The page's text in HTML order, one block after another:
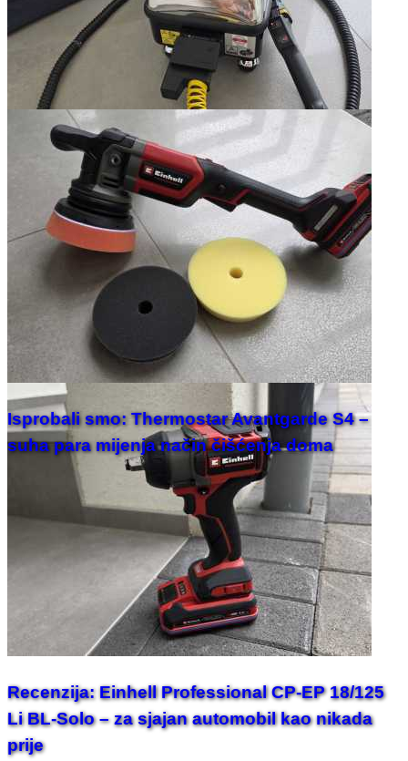
Isprobali smo: Thermostar Avantgarde S4 –
suha para mijenja način čišćenja doma
Recenzija: Einhell Professional CP-EP 18/125
Li BL-Solo – za sjajan automobil kao nikada
prije